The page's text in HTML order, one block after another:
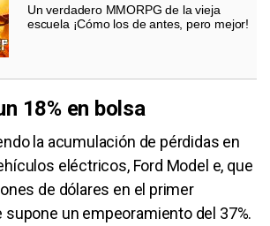
Un verdadero MMORPG de la vieja
escuela ¡Cómo los de antes, pero mejor!
18% en bolsa
la acumulación de pérdidas en
eléctricos, Ford Model e, que
de dólares en el primer
un empeoramiento del 37%.